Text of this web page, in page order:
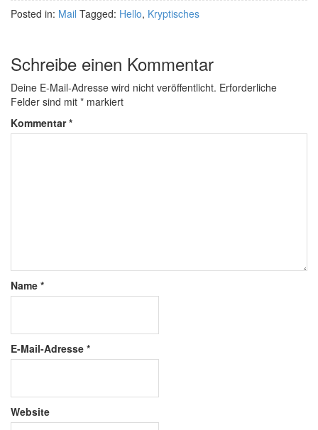
Posted in: Mail Tagged: Hello, Kryptisches
Schreibe einen Kommentar
Deine E-Mail-Adresse wird nicht veröffentlicht. Erforderliche
Felder sind mit * markiert
Kommentar*
Name *
E-Mail-Adresse *
Website